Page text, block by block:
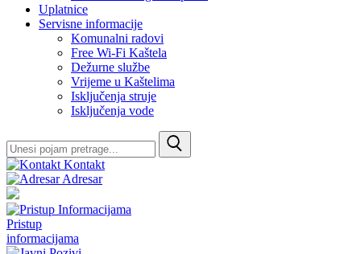
Uplatnice
Servisne informacije
Komunalni radovi
Free Wi-Fi Kaštela
Dežurne službe
Vrijeme u Kaštelima
Isključenja struje
Isključenja vode
Kontakt
Adresar
Pristup
informacijama